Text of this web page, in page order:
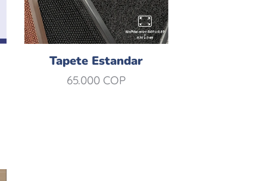
Tapete Estandar
65.000 COP